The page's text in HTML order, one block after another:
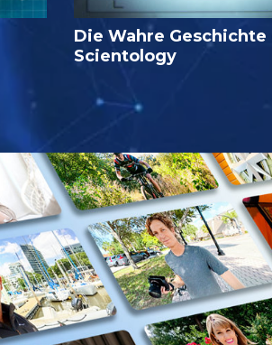
Die Wahre Geschichte
Scientology